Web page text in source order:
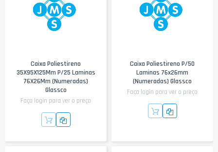
Caixa Poliestireno
35X95X125Mm P/25 Laminas
76X26Mm (Numeradas)
Glassco
Faça login para ver o preço
Caixa Poliestireno P/50
Laminas 76x26mm
(numeradas) Glassco
Faça login para ver o preço